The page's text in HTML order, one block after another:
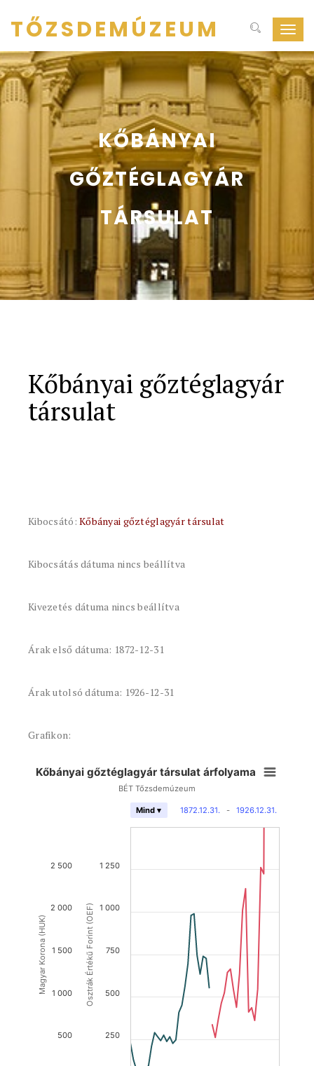
ki-
be
TŐZSDEMÚZEUM
KŐBÁNYAI
GŐZTÉGLAGYÁR
TÁRSULAT
Kőbányai gőztéglagyár
társulat
Kibocsátó:Kőbányai gőztéglagyár társulat
Kibocsátás dátuma nincs beállítva
Kivezetés dátuma nincs beállítva
Árak első dátuma: 1872-12-31
Árak utolsó dátuma: 1926-12-31
Grafikon:
Osztrák Értékű Forint (OEF)
Magyar Korona (HUK)
Kőbányai gőztéglagyár társulat árfolyama
BÉT Tőzsdemúzeum
1872.12.31. - 1926.12.31.
Mind ▾
250
500
750
1 000
1 250
500
1 000
1 500
2 000
2 500